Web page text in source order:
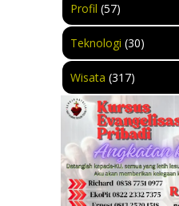
Profil (57)
Teknologi (30)
Wisata (317)